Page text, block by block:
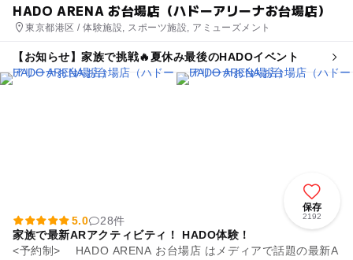
HADO ARENA お台場店（ハドーアリーナお台場店）
東京都港区 / 体験施設, スポーツ施設, アミューズメント
【お知らせ】家族で挑戦🔥夏休み最後のHADOイベント
保存
2192
5.0
28件
家族で最新ARアクティビティ！ HADO体験！
<予約制> HADO ARENA お台場店 はメディアで話題の最新A